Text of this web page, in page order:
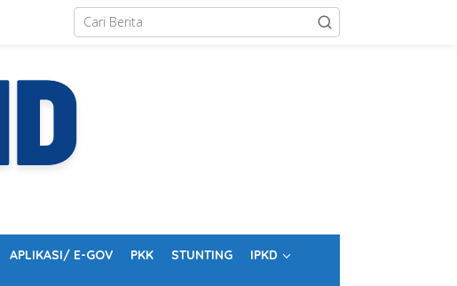
APLIKASI/ E-GOV PKK STUNTING IPKD